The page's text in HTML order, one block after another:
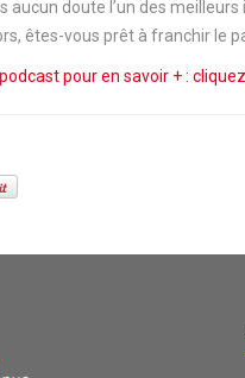
aucun doute l’un des
êtes-vous prêt à franchir le
pour en savoir + :